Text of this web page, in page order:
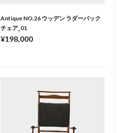
Antique NO.26 ウッデン ラダーバック
チェア_01
¥198,000